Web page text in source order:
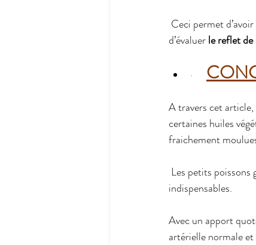
Ceci permet
d’évaluer le reflet de
·
A travers cet article,
certaines huiles
fraichement
Les petits
indispensables.
Avec un apport
artérielle normale et